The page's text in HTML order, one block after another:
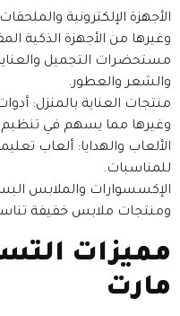
الأجهزة الإلكترونية
وغيرها من الأجهزة الذكية
مستحضرات التجميل
والشعر والعطور.
منتجات العناية بالمنزل:
وغيرها مما يسهم في تنظيم
الألعاب والهدايا: ألعاب
للمناسبات.
الإكسسوارات والملابس
ومنتجات ملابس خفيفة
مميزات
مارت